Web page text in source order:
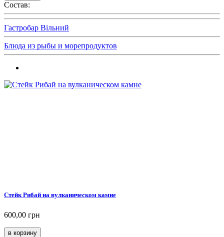
Состав:
Гастробар Вільний
Блюда из рыбы и морепродуктов
Стейк Рибай на вулканическом камне
600,00 грн